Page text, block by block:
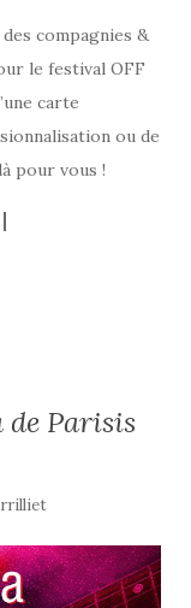
compagnies &
le festival OFF
carte
ou de
pour vous !
de Parisis